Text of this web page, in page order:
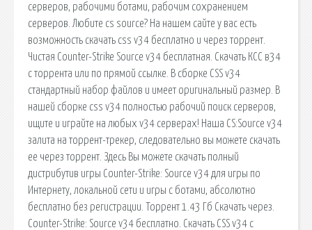
серверов, рабочими ботами, рабочим сохранением
серверов. Любите cs source? На нашем сайте у вас есть
возможность скачать css v34 бесплатно и через торрент.
Чистая Counter-Strike Sourсe v34 бесплатная. Скачать КСС в34
с торрента или по прямой ссылке. В сборке CSS v34
стандартный набор файлов и имеет оригинальный размер. В
нашей сборке css v34 полностью рабочий поиск серверов,
ищите и играйте на любых v34 серверах! Наша CS:Source v34
залита на торрент-трекер, следовательно вы можете скачать
ее через торрент. Здесь Вы можете скачать полный
дистрибутив игры Counter-Strike: Source v34 для игры по
Интернету, локальной сети и игры с ботами, абсолютно
бесплатно без регистрации. Торрент 1.43 Гб Скачать через.
Counter-Strike: Source v34 бесплатно. Скачать CSS v34 с